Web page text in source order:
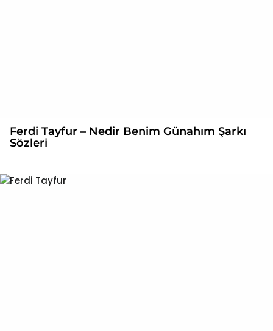
Ferdi Tayfur – Nedir Benim Günahım Şarkı
Sözleri